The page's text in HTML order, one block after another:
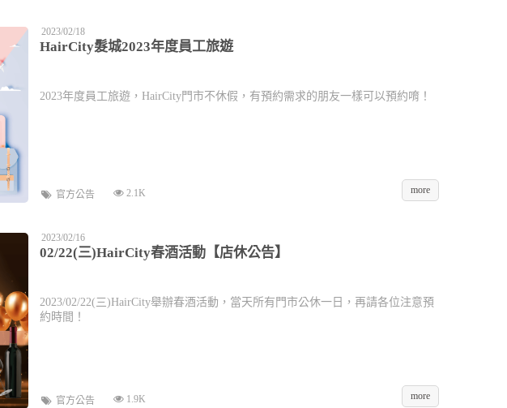
2023/02/18
HairCity髮城2023年度員工旅遊
2023年度員工旅遊，HairCity門市不休假，有預約需求的朋友一樣可以預約唷！
官方公告 2.1K more
2023/02/16
02/22(三)HairCity春酒活動【店休公告】
2023/02/22(三)HairCity舉辦春酒活動，當天所有門市公休一日，再請各位注意預
約時間！
官方公告 1.9K more